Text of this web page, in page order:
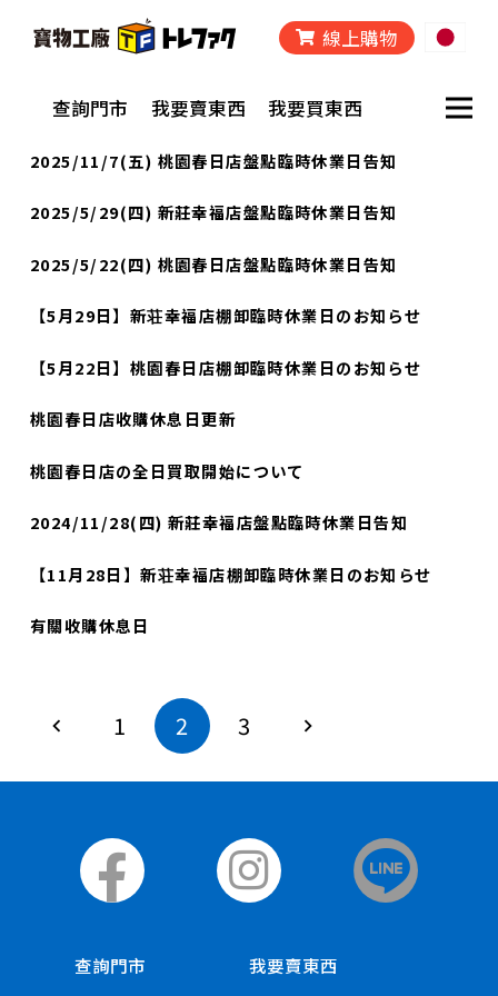
線上購物
查詢門市 我要賣東西 我要買東西
2025/11/7(五) 桃園春日店盤點臨時休業日告知
2025/5/29(四) 新莊幸福店盤點臨時休業日告知
2025/5/22(四) 桃園春日店盤點臨時休業日告知
【5月29日】新荘幸福店棚卸臨時休業日のお知らせ
【5月22日】桃園春日店棚卸臨時休業日のお知らせ
桃園春日店收購休息日更新
桃園春日店の全日買取開始について
2024/11/28(四) 新莊幸福店盤點臨時休業日告知
【11月28日】新荘幸福店棚卸臨時休業日のお知らせ
有關收購休息日
1 2 3
查詢門市
我要賣東西